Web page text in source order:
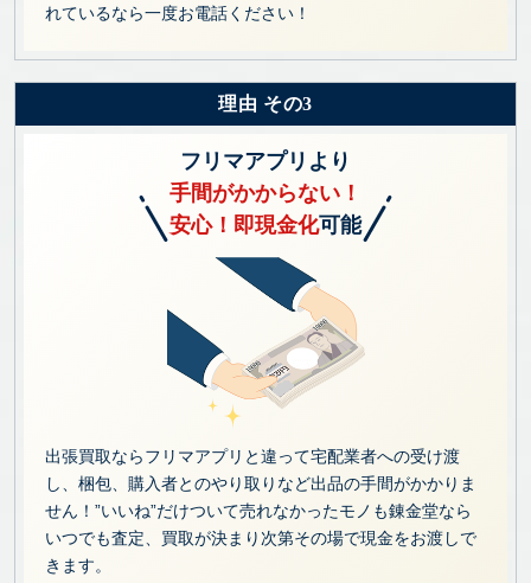
れているなら一度お電話ください！
理由 その3
フリマアプリより
手間がかからない！
安心！即現金化可能
出張買取ならフリマアプリと違って宅配業者への受け渡
し、梱包、購入者とのやり取りなど出品の手間がかかりま
せん！”いいね”だけついて売れなかったモノも錬金堂なら
いつでも査定、買取が決まり次第その場で現金をお渡しで
きます。